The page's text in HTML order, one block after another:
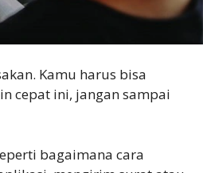
Kamu harus bisa
cepat ini, jangan sampai
bagaimana cara